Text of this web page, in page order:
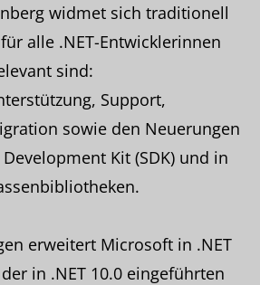
widmet sich traditionell
alle .NET-Entwicklerinnen
sind:
Support,
sowie den Neuerungen
Kit (SDK) und in
erweitert Microsoft in .NET
in .NET 10.0 eingeführten